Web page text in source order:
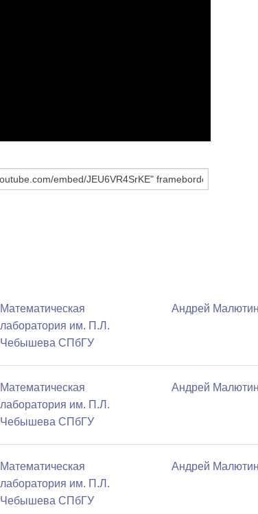
Математичеcкая
лаборатория им. П.Л.
Чебышева СПбГУ
Андрей Малютин
Математичеcкая
лаборатория им. П.Л.
Чебышева СПбГУ
Андрей Малютин
Математичеcкая
лаборатория им. П.Л.
Чебышева СПбГУ
Андрей Малютин